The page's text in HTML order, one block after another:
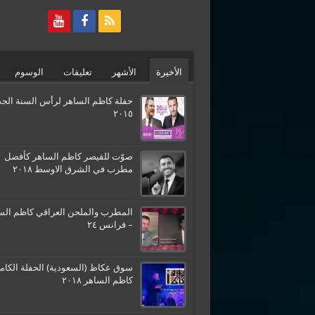
الأخيرة الأشهر تعليقات الوسوم
حفلة كاظم الساهر لرأس السنة
٢٠١٥
صوّت للقيصر كاظم الساهر كأفضل
مطرب في الشرق الاوسط ٢٠١٨
المطرب والملحن العراقي كاظم
– فرانس ٢٤
سوق عكاظ (السعودية) الحفلة
كاظم الساهر ٢٠١٨